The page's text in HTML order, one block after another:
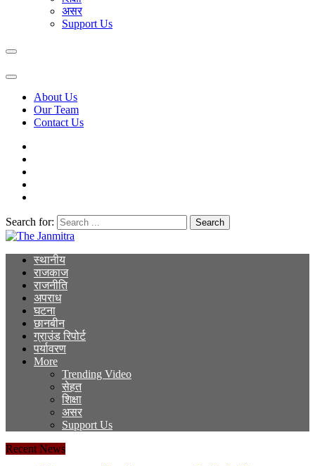
असर
Support Us
About Us
Our Team
Contact Us
Search for:
The Janmitra
The Janmitra
स्थानीय
राजकाज
राजनीति
अपराध
घटना
छानबीन
ग्राउंड रिपोर्ट
पर्यावरण
More
Trending Video
सेहत
शिक्षा
असर
Support Us
Recent News